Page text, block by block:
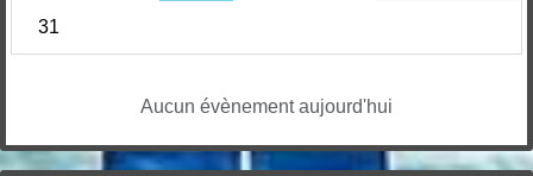
31
Aucun évènement aujourd'hui